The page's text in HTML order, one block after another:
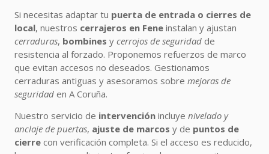
Si necesitas adaptar tu puerta de entrada o cierres de
local, nuestros cerrajeros en Fene instalan y ajustan
cerraduras, bombines y cerrojos de seguridad de
resistencia al forzado. Proponemos refuerzos de marco
que evitan accesos no deseados. Gestionamos
cerraduras antiguas y asesoramos sobre mejoras de
seguridad en A Coruña.
Nuestro servicio de intervención incluye nivelado y
anclaje de puertas, ajuste de marcos y de puntos de
cierre con verificación completa. Si el acceso es reducido,